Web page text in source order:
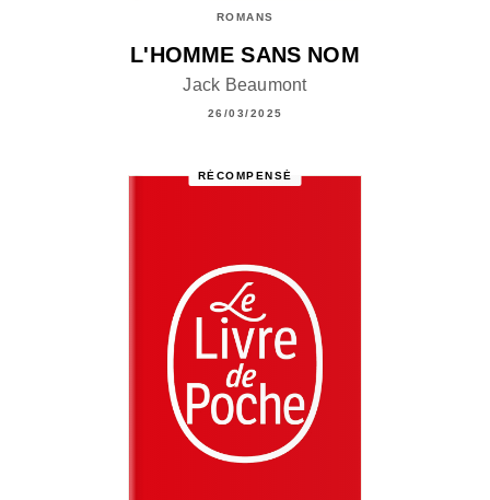
ROMANS
L'HOMME SANS NOM
Jack Beaumont
26/03/2025
RÉCOMPENSÉ